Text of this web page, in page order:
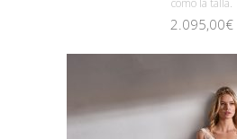
como la talla.
2.095,00€